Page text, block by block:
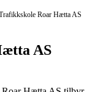
Roar Hætta AS
AS